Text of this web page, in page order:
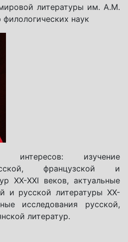
литературы им. А.М.
наук
интересов: изучение
французской и
ХХ-XXI веков, актуальные
и русской литературы ХХ-
исследования русской,
литератур.